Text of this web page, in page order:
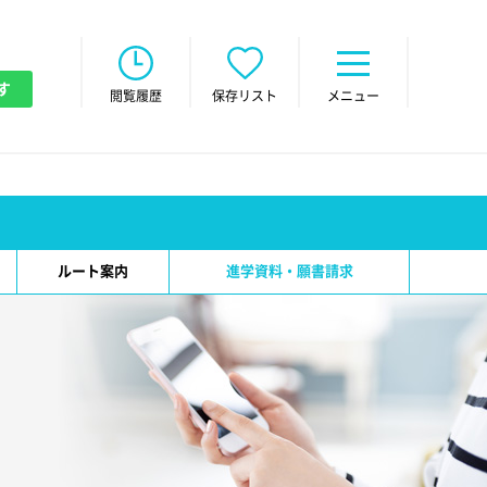
閲覧履歴 保存リスト メニュー
ルート案内 進学資料・願書請求